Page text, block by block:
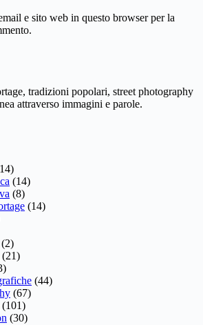
e sito web in questo browser per la
tradizioni popolari, street photography
attraverso immagini e parole.
(14)
(8)
(14)
(2)
(21)
(44)
(67)
(101)
(30)